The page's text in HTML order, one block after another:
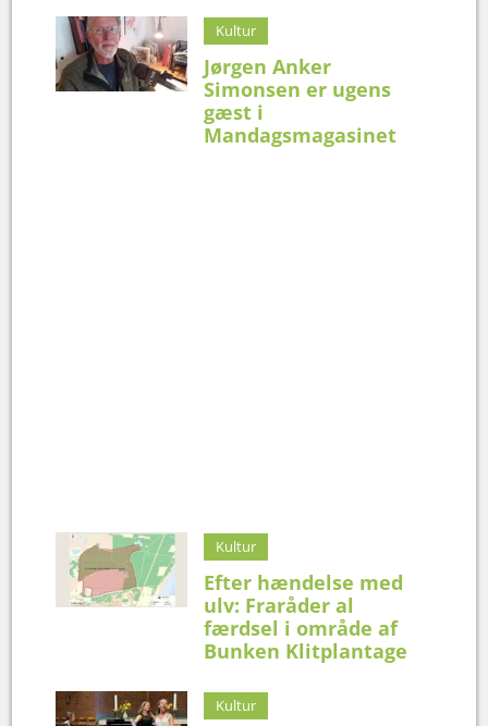
Kultur
Jørgen Anker
Simonsen er ugens
gæst i
Mandagsmagasinet
Kultur
Efter hændelse med
ulv: Fraråder al
færdsel i område af
Bunken Klitplantage
Kultur